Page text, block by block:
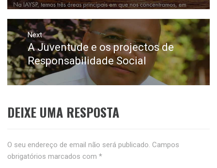
Next
Next
post:
A Juventude e os projectos de
Responsabilidade Social
DEIXE UMA RESPOSTA
O seu endereço de email não será publicado. Campos
obrigatórios marcados com *